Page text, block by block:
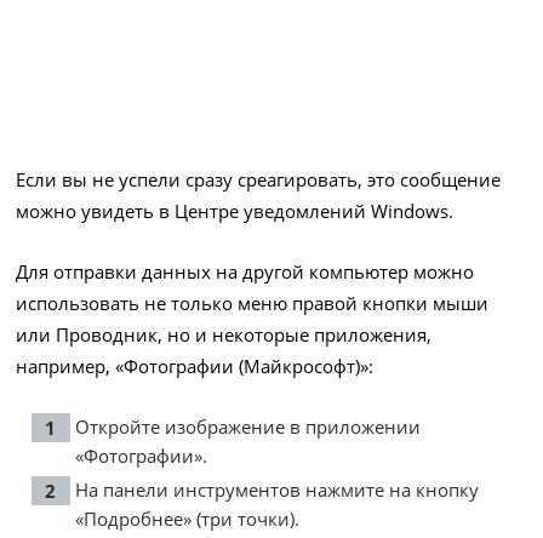
Если вы не успели сразу среагировать, это сообщение
можно увидеть в Центре уведомлений Windows.
Для отправки данных на другой компьютер можно
использовать не только меню правой кнопки мыши
или Проводник, но и некоторые приложения,
например, «Фотографии (Майкрософт)»:
Откройте изображение в приложении
«Фотографии».
На панели инструментов нажмите на кнопку
«Подробнее» (три точки).